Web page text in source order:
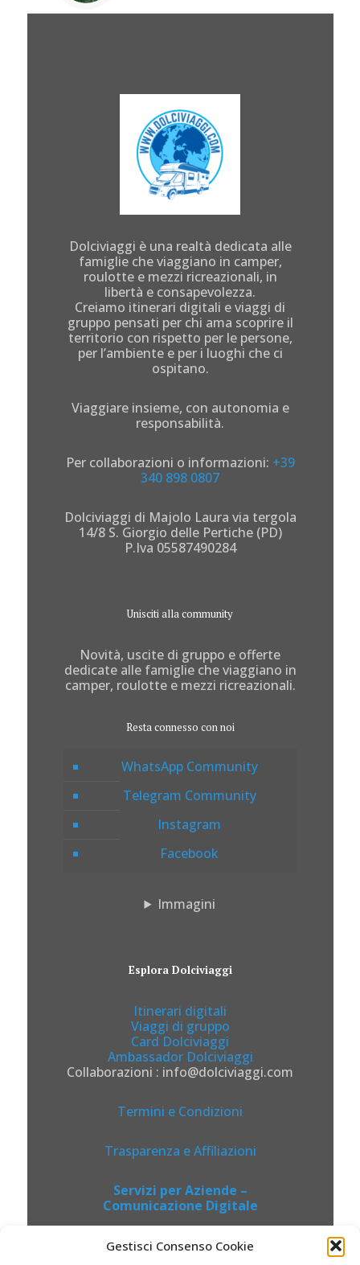
Gestisci Consenso Cookie
Dolciviaggi è una realtà dedicata alle
famiglie che viaggiano in camper,
roulotte e mezzi ricreazionali, in
libertà e consapevolezza.
Creiamo itinerari digitali e viaggi di
gruppo pensati per chi ama scoprire il
territorio con rispetto per le persone,
per l’ambiente e per i luoghi che ci
ospitano.
Viaggiare insieme, con autonomia e
responsabilità.
Per collaborazioni o informazioni: +39
340 898 0807
Dolciviaggi di Majolo Laura via tergola
14/8 S. Giorgio delle Pertiche (PD)
P.Iva 05587490284
Unisciti alla community
Novità, uscite di gruppo e offerte
dedicate alle famiglie che viaggiano in
camper, roulotte e mezzi ricreazionali.
Resta connesso con noi
WhatsApp Community
Telegram Community
Instagram
Facebook
Immagini
Esplora Dolciviaggi
Itinerari digitali
Viaggi di gruppo
Card Dolciviaggi
Ambassador Dolciviaggi
Collaborazioni : info@dolciviaggi.com
Termini e Condizioni
Trasparenza e Affiliazioni
Servizi per Aziende –
Comunicazione Digitale